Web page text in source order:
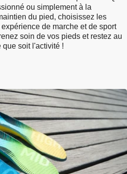
ou simplement à la
du pied, choisissez les
de marche et de sport
soin de vos pieds et restez au
que soit l'activité !